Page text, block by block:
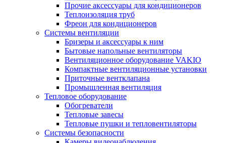
Прочие аксессуары для кондиционеров
Теплоизоляция труб
Фреон для кондиционеров
Системы вентиляции
Бризеры и аксессуары к ним
Бытовые напольные вентиляторы
Вентиляционное оборудование VAKIO
Компактные вентиляционные установки
Приточные вентклапана
Промышленная вентиляция
Тепловое оборудование
Обогреватели
Тепловые завесы
Тепловые пушки и тепловентиляторы
Системы безопасности